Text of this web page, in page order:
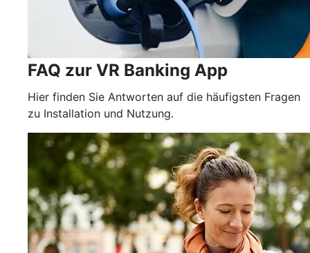
FAQ zur VR Banking App
Hier finden Sie Antworten auf die häufigsten Fragen
zu Installation und Nutzung.